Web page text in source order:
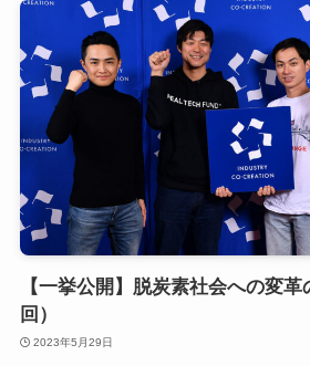
【一挙公開】脱炭素社会への変
回）
2023年5月29日